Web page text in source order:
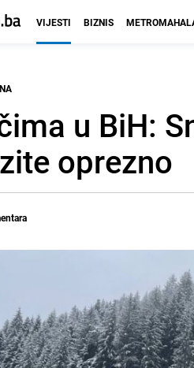
VIJESTI BIZNIS
u BiH:
oprezno